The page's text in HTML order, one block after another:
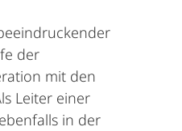
der
mit den
Leiter einer
in der